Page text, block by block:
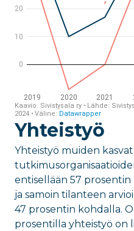
Yhteistyö
Yhteistyö muiden
entisellään 57
ja samoin tilanteen
47 prosentin kohdalla.
prosentilla yhteistyö on